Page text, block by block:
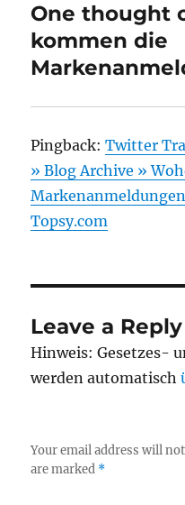
One thought
kommen die
Pingback:Twitter
» Blog Archive »
Topsy.com
Leave a Reply
Hinweis: Gesetzes-
werden automatisch
Your email address will
are marked *